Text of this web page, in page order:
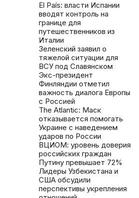
El País: власти Испании
вводят контроль на
границе для
путешественников из
Италии
Зеленский заявил о
тяжелой ситуации для
ВСУ под Славянском
Экс-президент
Финляндии отметил
важность диалога Европы
с Россией
The Atlantic: Маск
отказывается помогать
Украине с наведением
ударов по России
ВЦИОМ: уровень доверия
российских граждан
Путину превышает 72%
Лидеры Узбекистана и
США обсудили
перспективы укрепления